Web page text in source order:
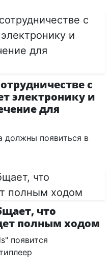
с
электронику и
для
должны появиться в
что
полным ходом
появится